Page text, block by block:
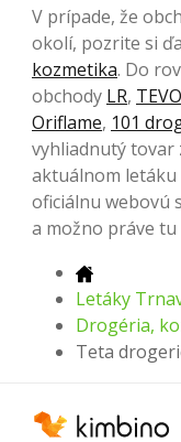
V prípade, že
okolí, pozrite si
kozmetika. Do
obchody LR,
Oriflame, 101
vyhliadnutý tovar
aktuálnom letáku
oficiálnu webovú
a možno práve
Letáky
Drogéria,
Teta